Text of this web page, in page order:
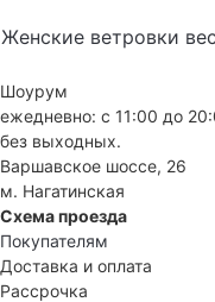
Женские ветровки
Шоурум
ежедневно: с 11:00 до
без выходных.
Варшавское шоссе, 26
м. Нагатинская
Схема проезда
Покупателям
Доставка и оплата
Рассрочка